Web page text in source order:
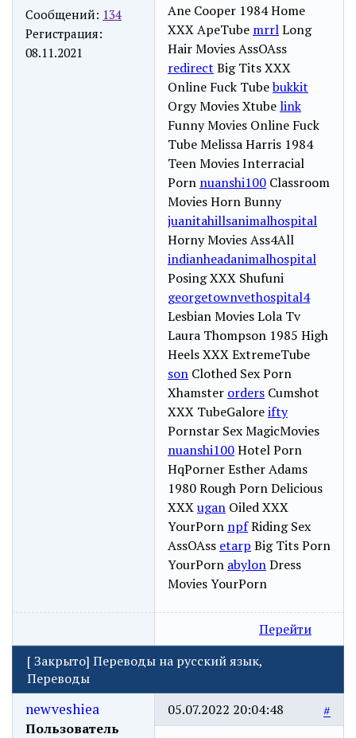
Сообщений: 134
Регистрация:
08.11.2021
Ane Cooper 1984 Home
XXX ApeTube mrrlLong
Hair Movies AssOAss
redirect Big Tits XXX
Online Fuck Tubebukkit
Orgy Movies Xtubelink
Funny Movies Online Fuck
Tube Melissa Harris 1984
Teen Movies Interracial
Porn nuanshi100 Classroom
Movies Horn Bunny
juanitahillsanimalhospital
Horny Movies Ass4All
indianheadanimalhospital
Posing XXX Shufuni
georgetownvethospital4
Lesbian Movies Lola Tv
Laura Thompson 1985 High
Heels XXX ExtremeTube
son Clothed Sex Porn
Xhamster orders Cumshot
XXX TubeGaloreifty
Pornstar Sex MagicMovies
nuanshi100Hotel Porn
HqPorner Esther Adams
1980 Rough Porn Delicious
XXXugan Oiled XXX
YourPorn npfRiding Sex
AssOAss etarp Big Tits Porn
YourPorn abylonDress
Movies YourPorn
Перейти
[Закрыто] Переводы на русский язык,
Переводы
newveshiea
Пользователь
#
05.07.2022 20:04:48